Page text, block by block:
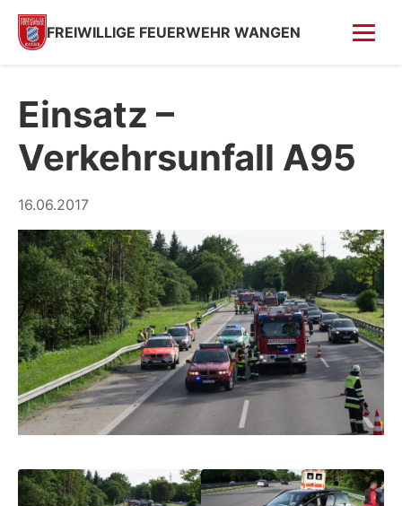
FREIWILLIGE FEUERWEHR WANGEN
Fahrzeugsegnung 2026
Feuer in Villa (Kempfenhausen)
Moosbrand
GESCHICHTE
SPENDEN
Einsatz –
Verkehrsunfall A95
16.06.2017